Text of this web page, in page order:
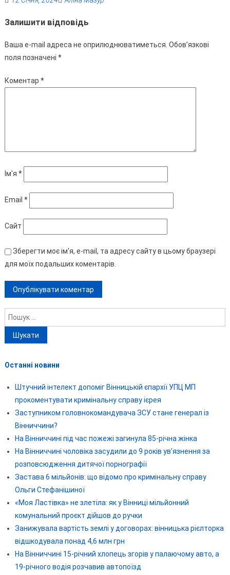
Залишити відповідь
Ваша e-mail адреса не оприлюднюватиметься. Обов’язкові
поля позначені *
Коментар *
Ім'я *
Email *
Сайт
Зберегти моє ім'я, e-mail, та адресу сайту в цьому браузері
для моїх подальших коментарів.
Пошук:
Останні новини
Штучний інтелект допоміг Вінницькій єпархії УПЦ МП
прокоментувати кримінальну справу ієрея
Заступником головнокомандувача ЗСУ стане генерал із
Вінниччини?
На Вінниччині під час пожежі загинула 85-річна жінка
На Вінниччині чоловіка засудили до 9 років ув’язнення за
розповсюдження дитячої порнографії
Застава 6 мільйонів: що відомо про кримінальну справу
Ольги Стефанішиної
«Моя Ластівка» не злетіла: як у Вінниці мільйонний
комунальний проєкт дійшов до ручки
Занижувала вартість землі у договорах: вінницька рієлторка
відшкодувала понад 4,6 млн грн
На Вінниччині 15-річний хлопець згорів у палаючому авто, а
19-річного водія розчавив автопоїзд